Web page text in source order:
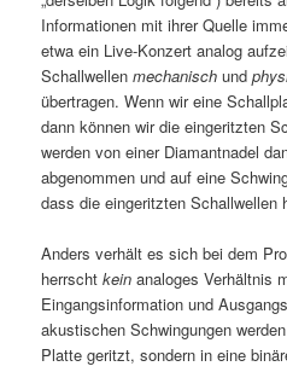
Informationen mit ihrer Quelle
etwa ein Live-Konzert analog
Schallwellenmechanisch und
übertragen. Wenn wir eine
dann können wir die eingeritzten
werden von einer Diamantnadel
abgenommen und auf eine
dass die eingeritzten Schallwellen
Anders verhält es sich bei dem
herrschtkein analoges Verhältnis
Eingangsinformation und
akustischen Schwingungen
Platte geritzt, sondern in eine